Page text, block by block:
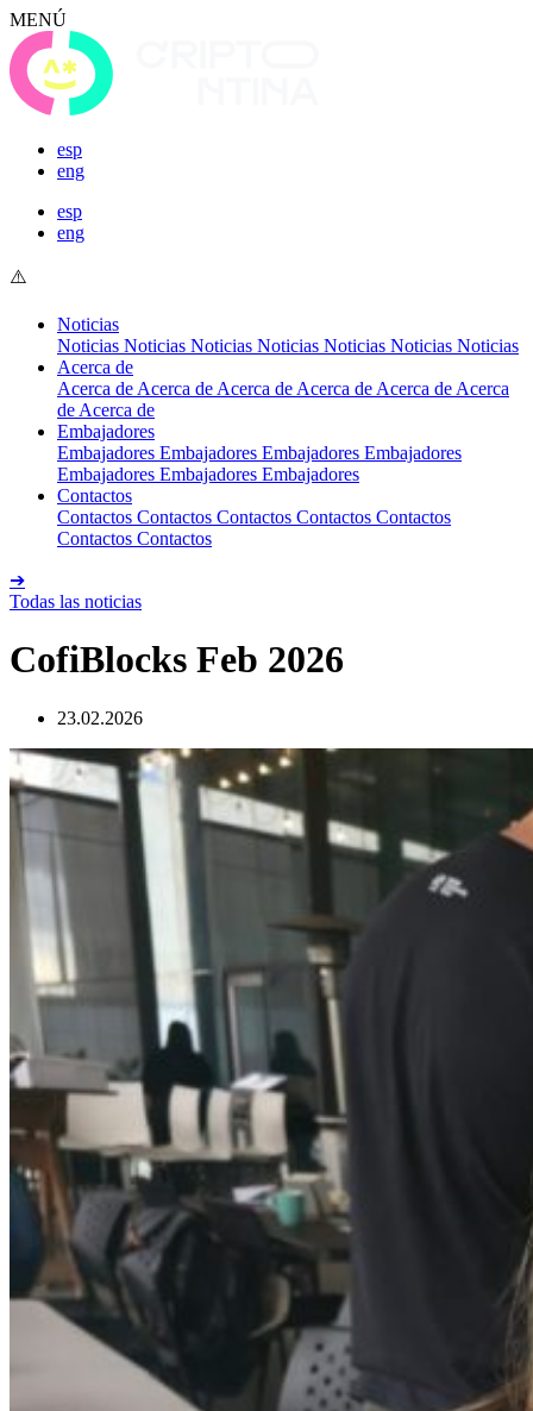
MENÚ
esp
eng
esp
eng
Noticias
Noticias Noticias Noticias Noticias Noticias Noticias Noticias
Acerca de
Acerca de Acerca de Acerca de Acerca de Acerca de Acerca
de Acerca de
Embajadores
Embajadores Embajadores Embajadores Embajadores
Embajadores Embajadores Embajadores
Contactos
Contactos Contactos Contactos Contactos Contactos
Contactos Contactos
➔
Todas las noticias
CofiBlocks Feb 2026
23.02.2026